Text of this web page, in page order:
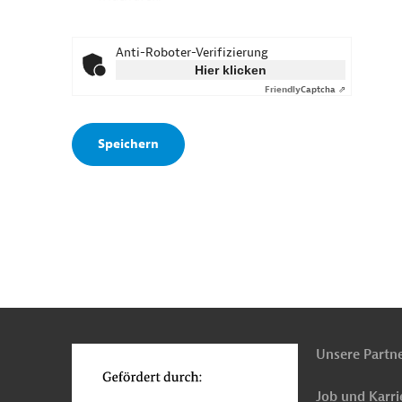
Anti-Roboter-Verifizierung
Hier klicken
FriendlyCaptcha ⇗
Unsere
Job und